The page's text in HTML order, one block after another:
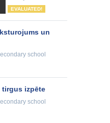
EVALUATED!
un
school
tirgus izpēte
school